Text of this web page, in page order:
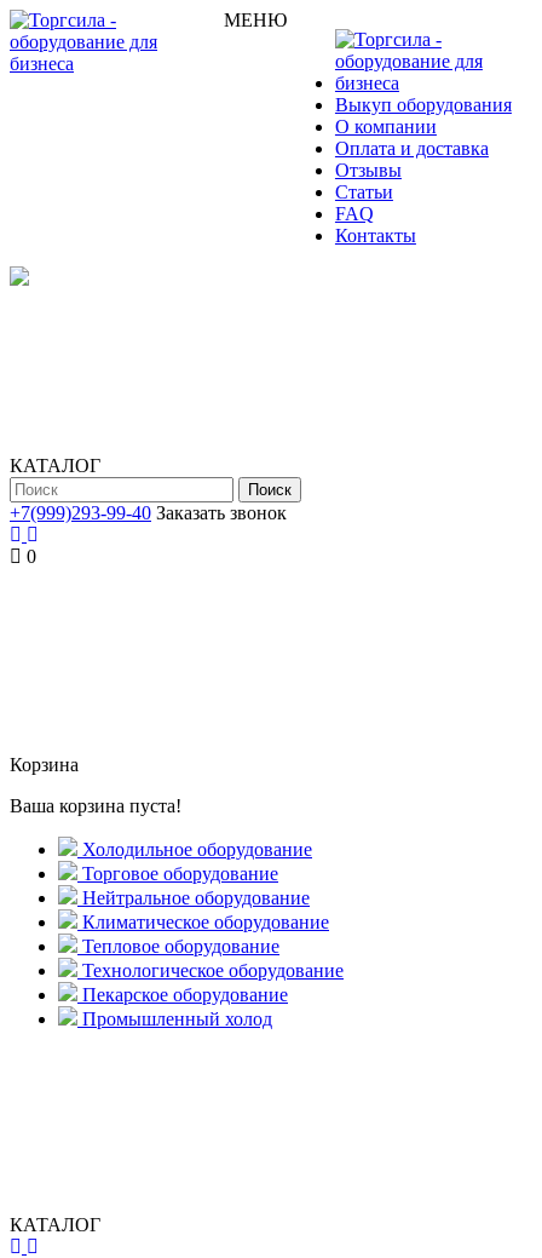
МЕНЮ
Выкуп оборудования
О компании
Оплата и доставка
Отзывы
Статьи
FAQ
Контакты
КАТАЛОГ
Поиск
+7(999)293-99-40 Заказать звонок
0
Корзина
Ваша корзина пуста!
Холодильное оборудование
Торговое оборудование
Нейтральное оборудование
Климатическое оборудование
Тепловое оборудование
Технологическое оборудование
Пекарское оборудование
Промышленный холод
КАТАЛОГ